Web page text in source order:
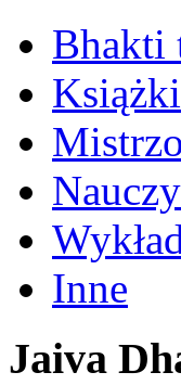
Bhakti
Książki
Inne
Jaiva